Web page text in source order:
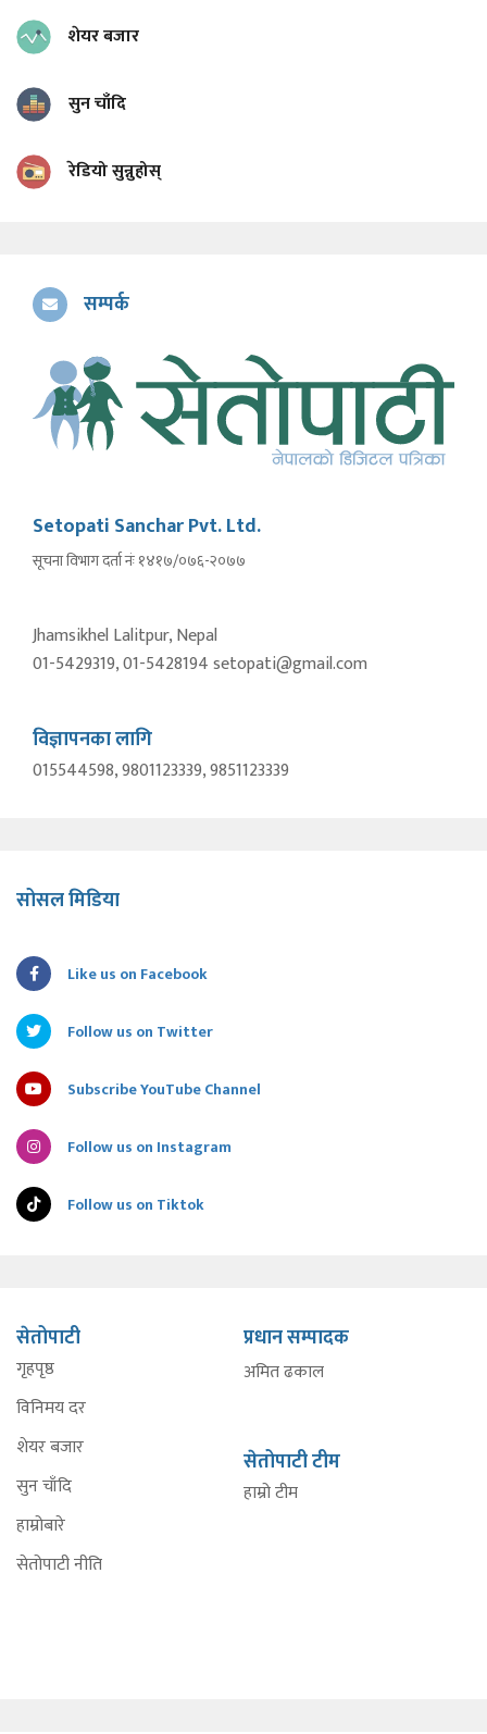
शेयर बजार
सुन चाँदि
रेडियो सुन्नुहोस्
सम्पर्क
Setopati Sanchar Pvt. Ltd.
सूचना विभाग दर्ता नंः १४१७/०७६-२०७७
Jhamsikhel Lalitpur, Nepal
01-5429319, 01-5428194 setopati@gmail.com
विज्ञापनका लागि
015544598, 9801123339, 9851123339
सोसल मिडिया
Like us on Facebook
Follow us on Twitter
Subscribe YouTube Channel
Follow us on Instagram
Follow us on Tiktok
सेतोपाटी
गृहपृष्ठ
विनिमय दर
शेयर बजार
सुन चाँदि
हाम्रोबारे
सेतोपाटी नीति
प्रधान सम्पादक
अमित ढकाल
सेतोपाटी टीम
हाम्रो टीम